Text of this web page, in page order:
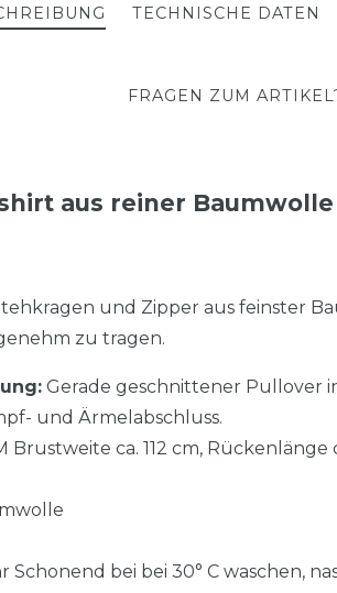
TECHNISCHE DATEN
FRAGEN ZUM
aus reiner Baumwolle
und Zipper aus feinster
zu tragen.
Gerade geschnittener Pullover
und Ärmelabschluss.
Brustweite ca. 112 cm, Rückenlänge
Schonend bei bei 30° C waschen,